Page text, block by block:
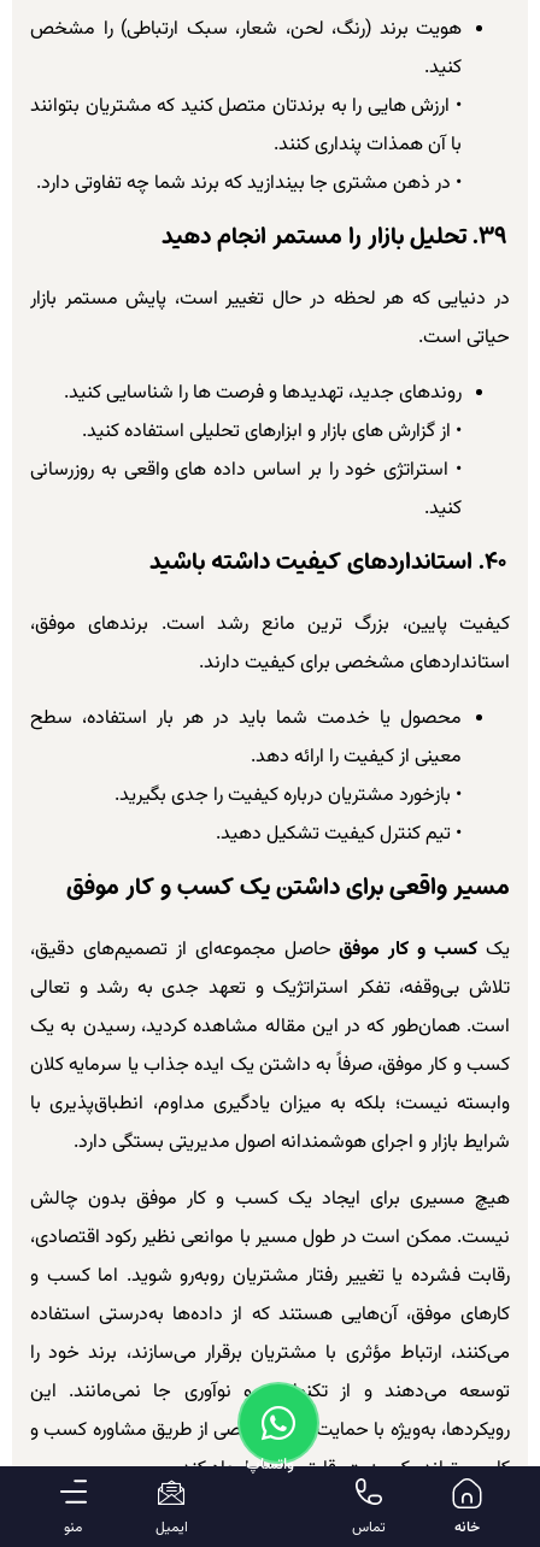
هویت برند (رنگ، لحن، شعار، سبک ارتباطی) را مشخص
کنید.
• ارزش هایی را به برندتان متصل کنید که مشتریان بتوانند
با آن همذات پنداری کنند.
• در ذهن مشتری جا بیندازید که برند شما چه تفاوتی دارد.
در دنیایی که هر لحظه در حال تغییر است، پایش مستمر بازار
حیاتی است.
روندهای جدید، تهدیدها و فرصت ها را شناسایی کنید.
• از گزارش های بازار و ابزارهای تحلیلی استفاده کنید.
• استراتژی خود را بر اساس داده های واقعی به روزرسانی
کنید.
کیفیت پایین، بزرگ ترین مانع رشد است. برندهای موفق،
استانداردهای مشخصی برای کیفیت دارند.
محصول یا خدمت شما باید در هر بار استفاده، سطح
معینی از کیفیت را ارائه دهد.
• بازخورد مشتریان درباره کیفیت را جدی بگیرید.
• تیم کنترل کیفیت تشکیل دهید.
مسیر واقعی برای داشتن یک کسب و کار موفق
یک کسب و کار موفقحاصل مجموعه‌ای از تصمیم‌های دقیق،
تلاش بی‌وقفه، تفکر استراتژیک و تعهد جدی به رشد و تعالی
است. همان‌طور که در این مقاله مشاهده کردید، رسیدن به یک
کسب و کار موفق، صرفاً به داشتن یک ایده جذاب یا سرمایه کلان
وابسته نیست؛ بلکه به میزان یادگیری مداوم، انطباق‌پذیری با
شرایط بازار و اجرای هوشمندانه اصول مدیریتی بستگی دارد.
هیچ مسیری برای ایجاد یک کسب و کار موفق بدون چالش
نیست. ممکن است در طول مسیر با موانعی نظیر رکود اقتصادی،
رقابت فشرده یا تغییر رفتار مشتریان روبه‌رو شوید. اما کسب و
کارهای موفق، آن‌هایی هستند که از داده‌ها به‌درستی استفاده
می‌کنند، ارتباط مؤثری با مشتریان برقرار می‌سازند، برند خود را
توسعه می‌دهند و از تکنولوژی و نوآوری جا نمی‌مانند. این
رویکردها، به‌ویژه با حمایت‌های تخصصی از طریق مشاوره کسب و
کار، می‌تواند یک مزیت رقابتی پایدار ایجاد کند.
موفقیت در یک کسب و کار موفق تنها به درآمد بیشتر یا فروش
خانه تماس
واتساپ
ایمیل منو